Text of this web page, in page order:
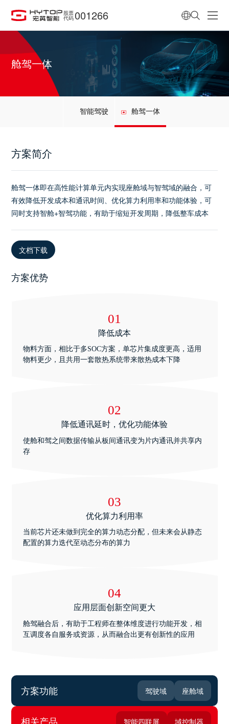
股票
代码 001266
舱驾一体
智能驾驶 舱驾一体
方案简介
舱驾一体即在高性能计算单元内实现座舱域与智驾域的融合，可
有效降低开发成本和通讯时间、优化算力利用率和功能体验，可
同时支持智舱+智驾功能，有助于缩短开发周期，降低整车成本
文档下载
方案优势
01
降低成本
物料方面，相比于多SOC方案，单芯片集成度更高，适用
物料更少，且共用一套散热系统带来散热成本下降
02
降低通讯延时，优化功能体验
使舱和驾之间数据传输从板间通讯变为片内通讯并共享内
存
03
优化算力利用率
当前芯片还未做到完全的算力动态分配，但未来会从静态
配置的算力迭代至动态分布的算力
04
应用层面创新空间更大
舱驾融合后，有助于工程师在整体维度进行功能开发，相
互调度各自服务或资源，从而融合出更有创新性的应用
方案功能 驾驶域 座舱域
相关产品 智能四联屏 域控制器